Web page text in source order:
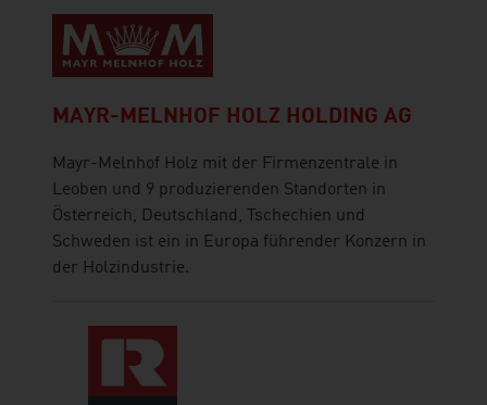
MAYR-MELNHOF HOLZ HOLDING AG
Mayr-Melnhof Holz mit der Firmenzentrale in
Leoben und 9 produzierenden Standorten in
Österreich, Deutschland, Tschechien und
Schweden ist ein in Europa führender Konzern in
der Holzindustrie.